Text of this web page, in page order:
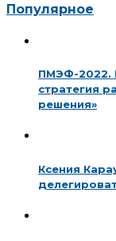
Популярное
ПМЭФ-2022.
стратегия
решения»
Ксения